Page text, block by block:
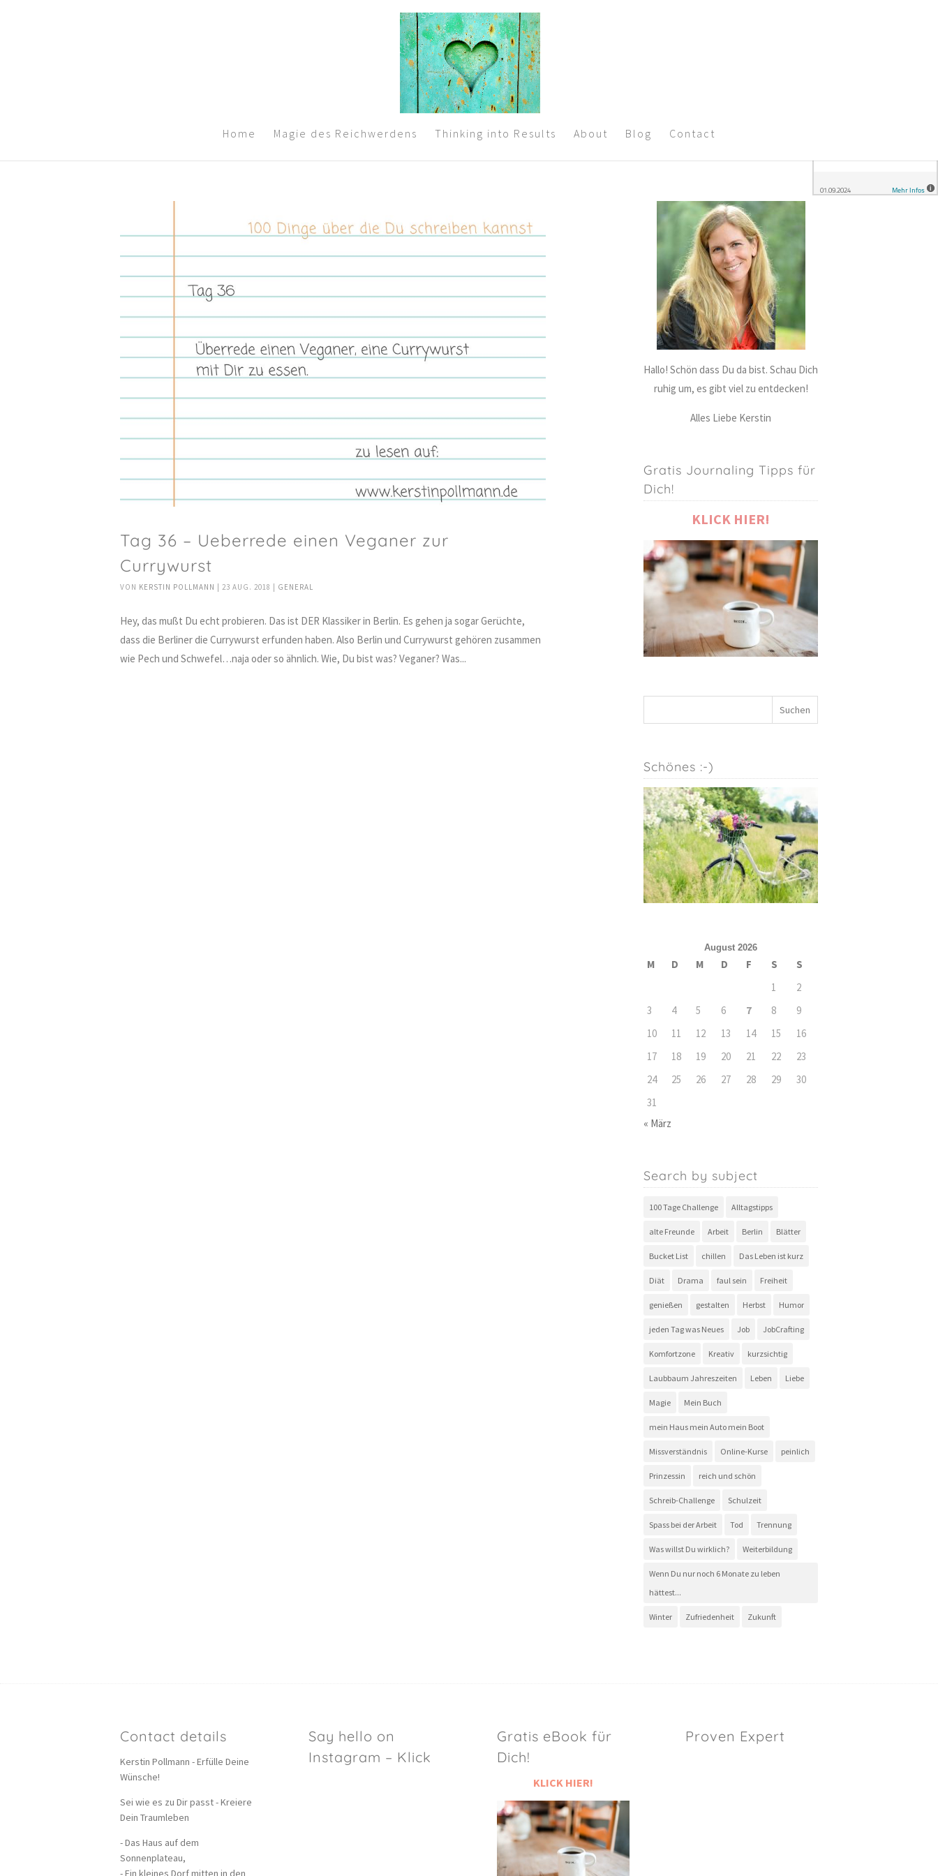
Home Magie des Reichwerdens Thinking into Results About Blog Contact
Tag 36 – Ueberrede einen Veganer zur
Currywurst
VON KERSTIN POLLMANN 23 AUG. 2018 GENERAL
Hey, das mußt Du echt probieren. Das ist DER Klassiker in Berlin. Es gehen ja sogar Gerüchte,
dass die Berliner die Currywurst erfunden haben. Also Berlin und Currywurst gehören zusammen
wie Pech und Schwefel…naja oder so ähnlich. Wie, Du bist was? Veganer? Was...
Hallo! Schön dass Du da bist. Schau Dich
ruhig um, es gibt viel zu entdecken!
Alles Liebe Kerstin
Gratis Journaling Tipps für
Dich!
KLICK HIER!
Schönes :-)
August 2026
M D M D F S
S
1
2
3
4 5 6 7 8
9
10
11 12 13 14 15
16
17
18 19 20 21 22
23
24
25 26 27 28 29
30
31
« März
Search by subject
100 Tage Challenge Alltagstipps
alte Freunde Arbeit Berlin Blätter
Bucket List chillen Das Leben ist kurz
Diät Drama faul sein Freiheit
genießen gestalten Herbst Humor
jeden Tag was Neues Job JobCrafting
Komfortzone Kreativ kurzsichtig
Laubbaum Jahreszeiten Leben Liebe
Magie Mein Buch
mein Haus mein Auto mein Boot
Missverständnis Online-Kurse peinlich
Prinzessin reich und schön
Schreib-Challenge Schulzeit
Spass bei der Arbeit Tod Trennung
Was willst Du wirklich? Weiterbildung
Wenn Du nur noch 6 Monate zu leben
hättest...
Winter Zufriedenheit Zukunft
Contact details
Kerstin Pollmann - Erfülle Deine
Wünsche!
Sei wie es zu Dir passt - Kreiere
Dein Traumleben
- Das Haus auf dem
Sonnenplateau,
- Ein kleines Dorf mitten in den
Say hello on
Instagram – Klick
Gratis eBook für
Dich!
KLICK HIER!
Proven Expert